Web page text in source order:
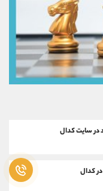
در سایت کدال
کدال